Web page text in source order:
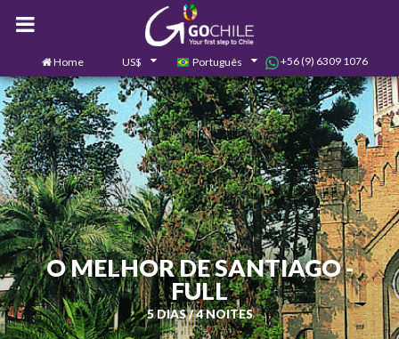
Home US$ Português +56 (9) 6309 1076
Contate-nos 0
O MELHOR DE SANTIAGO -
FULL
5 DIAS / 4 NOITES